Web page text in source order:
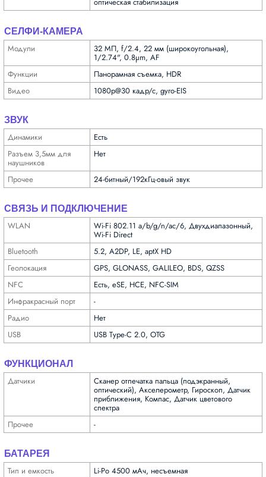
СЕЛФИ-КАМЕРА
Модули 32 МП, f/2.4, 22 мм (широкоугольная),
1/2.74", 0.8µm, AF
Функ­ции
Панорамная съемка, HDR
Видео
1080p@30 кадр/с, gyro-EIS
ЗВУК
Динамики
Есть
Разъем 3,5мм для
науш­ников
Нет
Прочее 24-битный/192кГц-овый звук
СВЯЗЬ И ПОДКЛЮЧЕНИЕ
WLAN Wi-Fi 802.11 a/b/g/n/ac/6, Двухдиапазонный,
Wi-Fi Direct
Bluetooth
5.2, A2DP, LE, aptX HD
Геолока­ция
GPS, GLONASS, GALILEO, BDS, QZSS
NFC
Есть, eSE, HCE, NFC-SIM
Инфра­красный порт
-
Радио
Нет
USB
USB Type-C 2.0, OTG
ФУНКЦИОНАЛ
Датчики Сканер отпечатка пальца (подэкранный,
оптический), Акселерометр, Гироскоп, Датчик
приближения, Компас, Датчик цветового
спектра
Прочее
-
БАТАРЕЯ
Тип и емкость
Li-Po 4500 мАч, несъемная